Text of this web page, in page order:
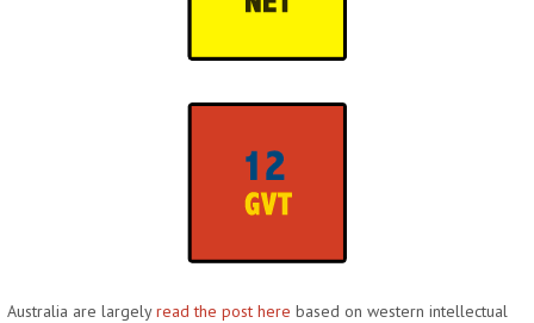
Australia are largelyread the post here based on western intellectual